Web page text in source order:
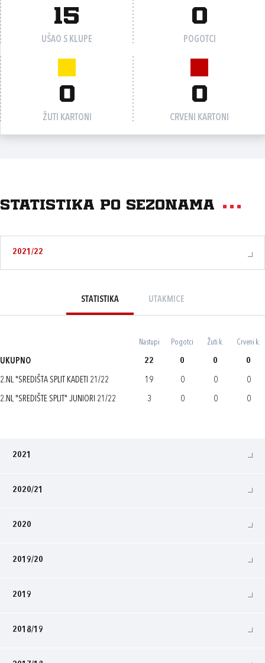
15
UŠAO S KLUPE
0
POGOTCI
0
ŽUTI KARTONI
0
CRVENI KARTONI
Statistika po sezonama
2021/22
STATISTIKA UTAKMICE
Nastupi Pogotci Žuti k. Crveni k.
UKUPNO 22 0 0 0
2.NL "SREDIŠTA SPLIT KADETI 21/22 19 0 0 0
2.NL "SREDIŠTE SPLIT" JUNIORI 21/22 3 0 0 0
2021
2020/21
2020
2019/20
2019
2018/19